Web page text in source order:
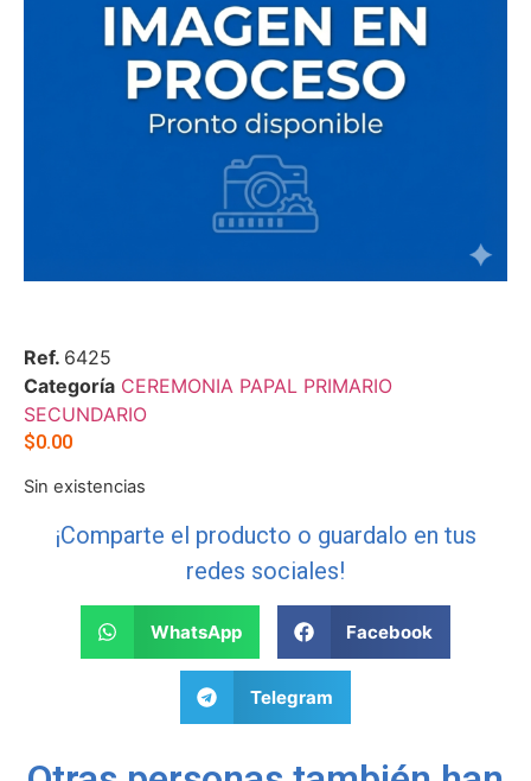
Ref. 6425
Categoría CEREMONIA PAPAL PRIMARIO
SECUNDARIO
$0.00
Sin existencias
¡Comparte el producto o guardalo en tus
redes sociales!
WhatsApp Facebook
Telegram